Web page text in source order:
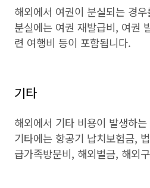
해외에서 여권이 분실되는 경
분실에는 여권 재발급비, 여권
련 여행비 등이 포함됩니다.
기타
해외에서 기타 비용이 발생하
기타에는 항공기 납치보험금,
급가족방문비, 해외벌금, 해외